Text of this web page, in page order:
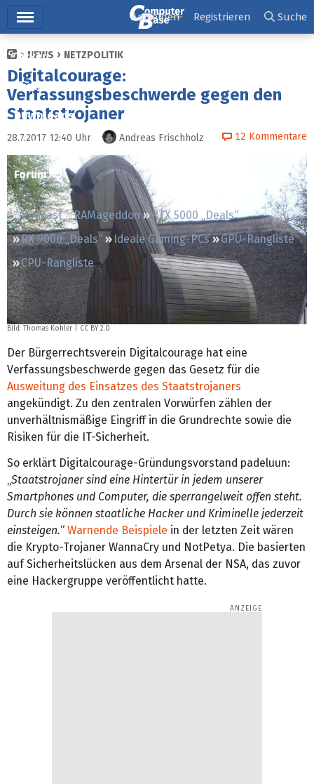
Ticker
Tests
Downloads
Preisvergleich
Forum
Podcast RAMageddon
RTX 5000 „Deals“
RX 9000 „Deals“
Ideale Gaming-PCs
GPU-Rangliste
CPU-Rangliste
Anmelden Registrieren Suche
NEWS NETZPOLITIK
Digitalcourage:
Verfassungsbeschwerde gegen den
Staatstrojaner
28.7.2017 12:40 Uhr Andreas Frischholz 12 Kommentare
Bild: Thomas Kohler CC BY 2.0
Der Bürgerrechtsverein Digitalcourage hat eine
Verfassungsbeschwerde gegen das Gesetz für die
Ausweitung des Einsatzes des Staatstrojaners
angekündigt. Zu den zentralen Vorwürfen zählen der
unverhältnismäßige Eingriff in die Grundrechte sowie die
Risiken für die IT-Sicherheit.
So erklärt Digitalcourage-Gründungsvorstand padeluun:
Staatstrojaner sind eine Hintertür in jedem unserer
Smartphones und Computer, die sperrangelweit offen steht.
Durch sie können staatliche Hacker und Kriminelle jederzeit
einsteigen.“ Warnende Beispiele in der letzten Zeit wären
die Krypto-Trojaner WannaCry und NotPetya. Die basierten
auf Sicherheitslücken aus dem Arsenal der NSA, das zuvor
eine Hackergruppe veröffentlicht hatte.